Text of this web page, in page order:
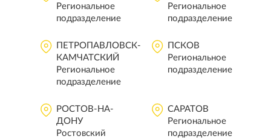
Региональное
подразделение
Региональное
подразделение
ПЕТРОПАВЛОВСК-
КАМЧАТСКИЙ
Региональное
подразделение
ПСКОВ
Региональное
подразделение
РОСТОВ-НА-
ДОНУ
Ростовский
САРАТОВ
Региональное
подразделение